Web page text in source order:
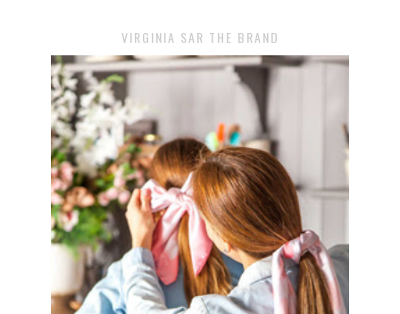
VIRGINIA SAR THE BRAND